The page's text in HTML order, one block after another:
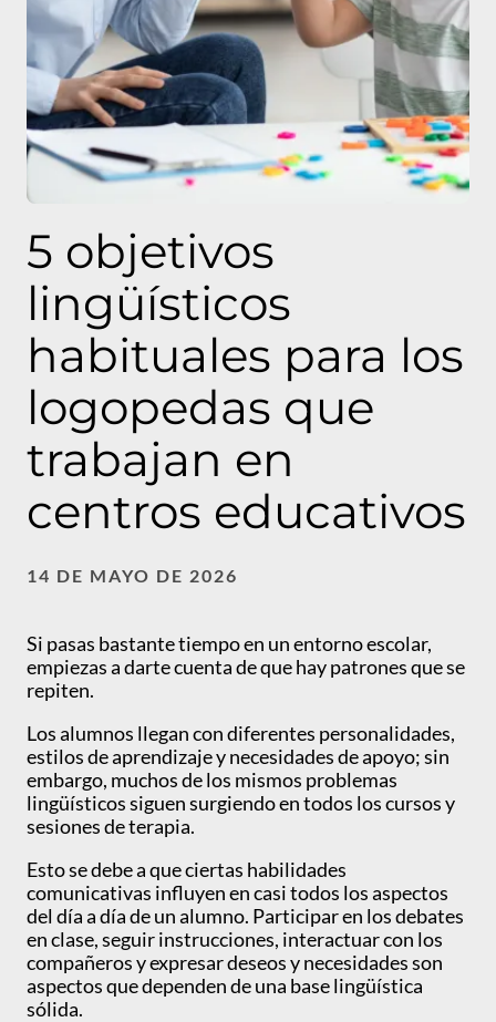
5 objetivos
lingüísticos
habituales para los
logopedas que
trabajan en
centros educativos
14 DE MAYO DE 2026
Si pasas bastante tiempo en un entorno escolar,
empiezas a darte cuenta de que hay patrones que se
repiten.
Los alumnos llegan con diferentes personalidades,
estilos de aprendizaje y necesidades de apoyo; sin
embargo, muchos de los mismos problemas
lingüísticos siguen surgiendo en todos los cursos y
sesiones de terapia.
Esto se debe a que ciertas habilidades
comunicativas influyen en casi todos los aspectos
del día a día de un alumno. Participar en los debates
en clase, seguir instrucciones, interactuar con los
compañeros y expresar deseos y necesidades son
aspectos que dependen de una base lingüística
sólida.